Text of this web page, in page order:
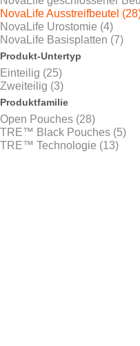
NovaLife Ausstreifbeutel
NovaLife Urostomie (4)
NovaLife Basisplatten (7)
Produkt-Untertyp
Einteilig (25)
Zweiteilig (3)
Produktfamilie
Open Pouches (28)
TRE™ Black Pouches (5)
TRE™ Technologie (13)